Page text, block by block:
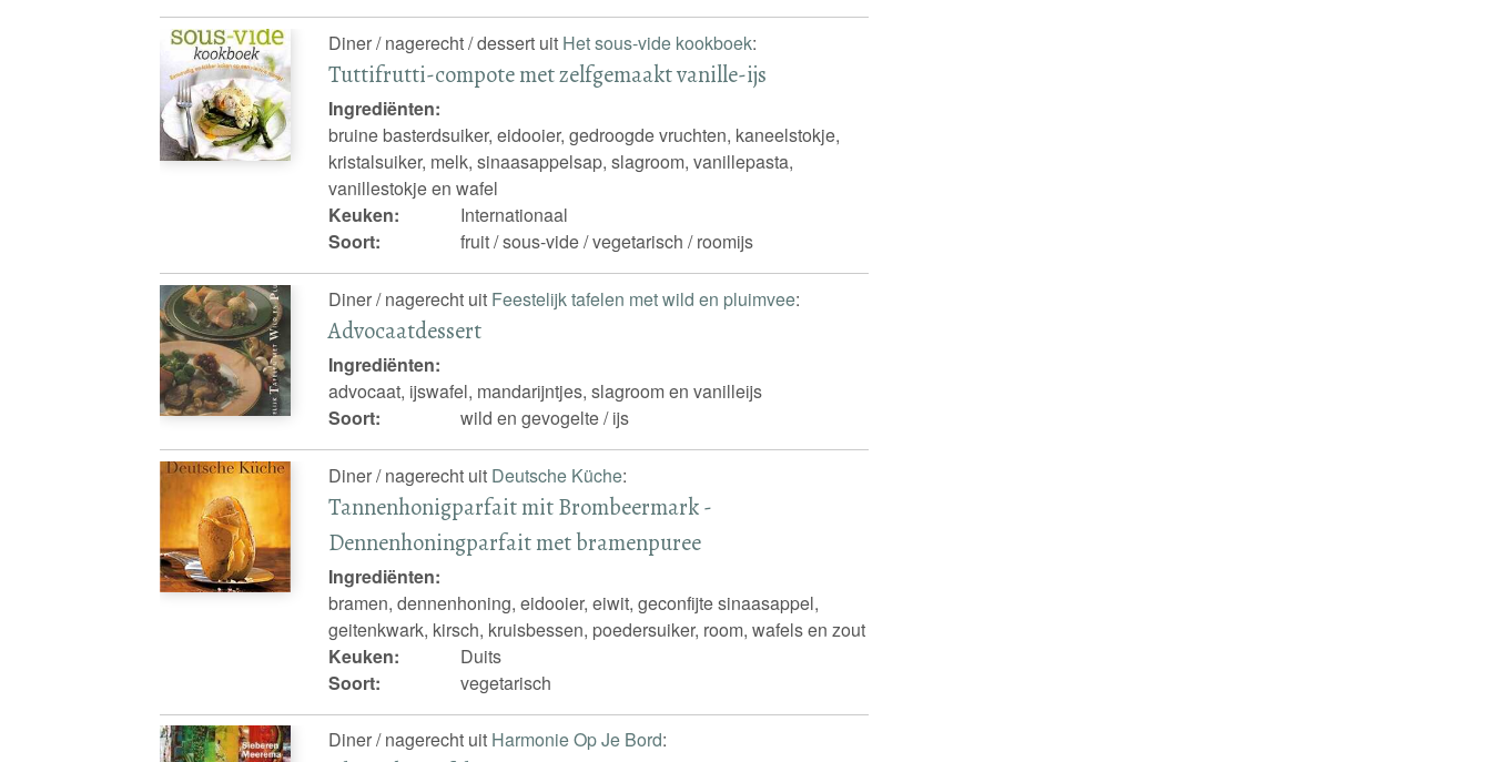
Diner / nagerecht / dessert uit Het sous-vide kookboek:
Tuttifrutti-compote met zelfgemaakt vanille-ijs
Ingrediënten:
bruine basterdsuiker, eidooier, gedroogde vruchten, kaneelstokje,
kristalsuiker, melk, sinaasappelsap, slagroom, vanillepasta,
vanillestokje en wafel
Keuken:
Internationaal
Soort:
fruit / sous-vide / vegetarisch / roomijs
Diner / nagerecht uit Feestelijk tafelen met wild en pluimvee:
Advocaatdessert
Ingrediënten:
advocaat, ijswafel, mandarijntjes, slagroom en vanilleijs
Soort:
wild en gevogelte / ijs
Diner / nagerecht uit Deutsche Küche:
Tannenhonigparfait mit Brombeermark -
Dennenhoningparfait met bramenpuree
Ingrediënten:
bramen, dennenhoning, eidooier, eiwit, geconfijte sinaasappel,
geitenkwark, kirsch, kruisbessen, poedersuiker, room, wafels en zout
Keuken:
Duits
Soort:
vegetarisch
Diner / nagerecht uit Harmonie Op Je Bord: